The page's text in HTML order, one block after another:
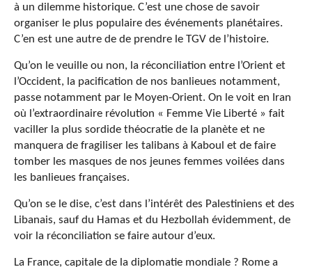
à un dilemme historique. C’est une chose de savoir
organiser le plus populaire des événements planétaires.
C’en est une autre de de prendre le TGV de l’histoire.
Qu’on le veuille ou non, la réconciliation entre l’Orient et
l’Occident, la pacification de nos banlieues notamment,
passe notamment par le Moyen-Orient. On le voit en Iran
où l’extraordinaire révolution « Femme Vie Liberté » fait
vaciller la plus sordide théocratie de la planète et ne
manquera de fragiliser les talibans à Kaboul et de faire
tomber les masques de nos jeunes femmes voilées dans
les banlieues françaises.
Qu’on se le dise, c’est dans l’intérêt des Palestiniens et des
Libanais, sauf du Hamas et du Hezbollah évidemment, de
voir la réconciliation se faire autour d’eux.
La France, capitale de la diplomatie mondiale ? Rome a